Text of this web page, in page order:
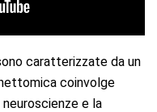
caratterizzate da un
coinvolge
e la